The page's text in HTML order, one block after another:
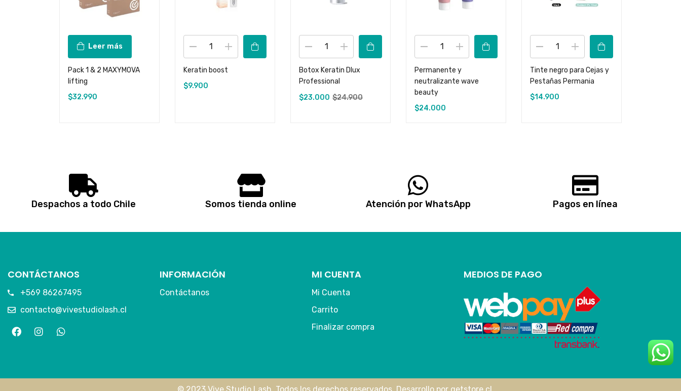
Leer más
Pack 1 & 2 MAXYMOVA
lifting
$32.990
Keratin boost
$9.900
Botox Keratin Dlux
Professional
$23.000 $24.900
Permanente y
neutralizante wave
beauty
$24.000
Tinte negro para Cejas y
Pestañas Permania
$14.900
Despachos a todo Chile Somos tienda online Atención por WhatsApp Pagos en línea
CONTÁCTANOS
+569 86267495
contacto@vivestudiolash.cl
INFORMACIÓN
Contáctanos
MI CUENTA
Mi Cuenta
Carrito
Finalizar compra
MEDIOS DE PAGO